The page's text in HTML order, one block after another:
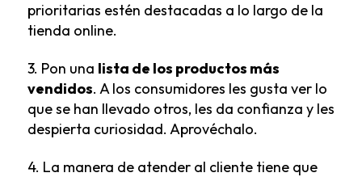
prioritarias estén destacadas a lo largo de la
tienda online.
3. Pon una lista de los productos más
vendidos. A los consumidores les gusta ver lo
que se han llevado otros, les da confianza y les
despierta curiosidad. Aprovéchalo.
4. La manera de atender al cliente tiene que